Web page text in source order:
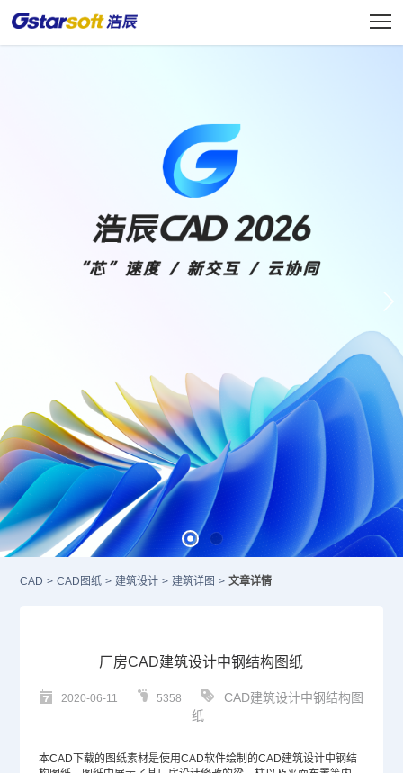
CAD > CAD图纸 > 建筑设计 > 建筑详图 > 文章详情
厂房CAD建筑设计中钢结构图纸
2020-06-11 5358
CAD建筑设计中钢结构图
纸
本CAD 下载的图纸素材是使用CAD软件绘制的CAD建筑设计中钢结